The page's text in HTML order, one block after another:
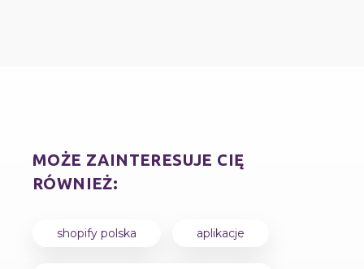
MOŻE ZAINTERESUJE CIĘ
RÓWNIEŻ:
shopify polska aplikacje